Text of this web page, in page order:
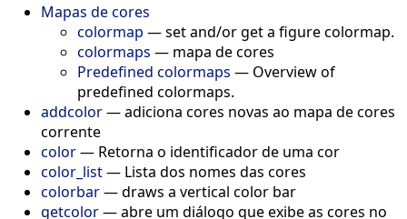
Mapas de cores
colormap —set and/or get a figure colormap.
colormaps — mapa de cores
Predefined colormaps — Overview of
predefined colormaps.
addcolor—adiciona cores novas ao mapa de cores
corrente
color— Retorna o identificador de uma cor
color_list— Lista dos nomes das cores
colorbar—draws a vertical color bar
getcolor—abre um diálogo que exibe as cores no